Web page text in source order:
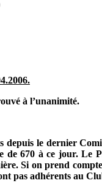
à l’unanimité.
depuis le dernier
de 670 à ce jour.
Si on prend
pas adhérents au